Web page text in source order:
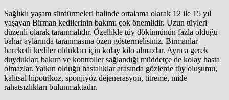
Sağlıklı yaşam sürdürmeleri halinde ortalama olarak 12 ile 15 yıl
yaşayan Birman kedilerinin bakımı çok önemlidir. Uzun tüyleri
düzenli olarak taranmalıdır. Özellikle tüy dökümünün fazla olduğu
bahar aylarında taranmasına özen göstermelisiniz. Birmanlar
hareketli kediler oldukları için kolay kilo almazlar. Ayrıca gerek
duydukları bakım ve kontroller sağlandığı müddetçe de kolay hasta
olmazlar. Yatkın olduğu hastalıklar arasında gözlerde tüy oluşumu,
kalıtsal hipotrikoz, sponjiyöz dejenerasyon, titreme, mide
rahatsızlıkları bulunmaktadır.